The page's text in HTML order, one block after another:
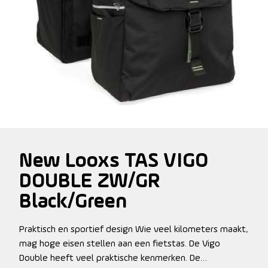
New Looxs TAS VIGO
DOUBLE ZW/GR
Black/Green
Praktisch en sportief design Wie veel kilometers maakt,
mag hoge eisen stellen aan een fietstas. De Vigo
Double heeft veel praktische kenmerken. De